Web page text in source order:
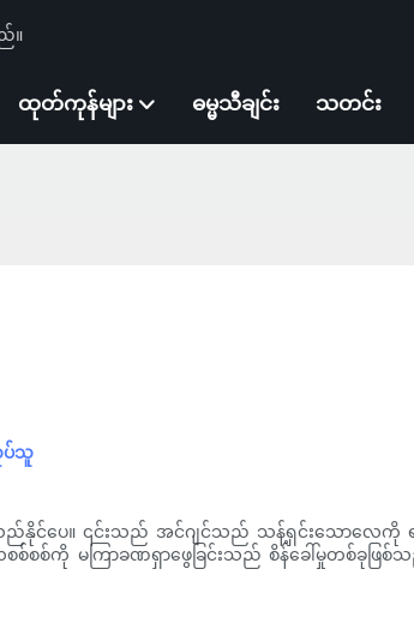
။
ထုတ်ကုန်များ ဓမ္မသီချင်း သတင်း
ပ်သူ
လည်နိုင်ပေ။ ၎င်းသည် အင်ဂျင်သည် သန့်ရှင်းသောလ
စ်စစ်ကို မကြာခဏရှာဖွေခြင်းသည် စိန်ခေါ်မှုတစ်ခုဖ